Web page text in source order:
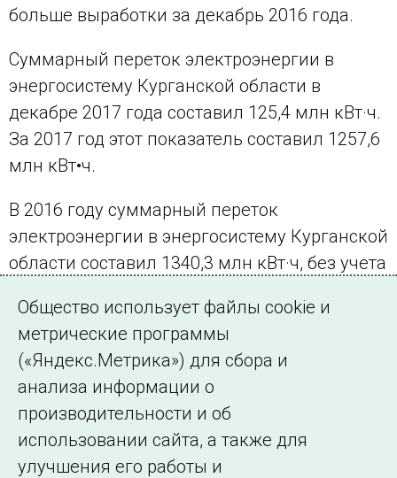
больше выработки за декабрь 2016 года.
Суммарный переток электроэнергии в
энергосистему Курганской области в
декабре 2017 года составил 125,4 млн кВт·ч.
За 2017 год этот показатель составил 1257,6
млн кВт•ч.
В 2016 году суммарный переток
электроэнергии в энергосистему Курганской
области составил 1340,3 млн кВт·ч, без учета
кВт·ч.
← Все публикации
Подписаться на новости
Общество использует файлы cookie и
метрические программы
(«Яндекс.Метрика») для сбора и
анализа информации о
производительности и об
использовании сайта, а также для
улучшения его работы и